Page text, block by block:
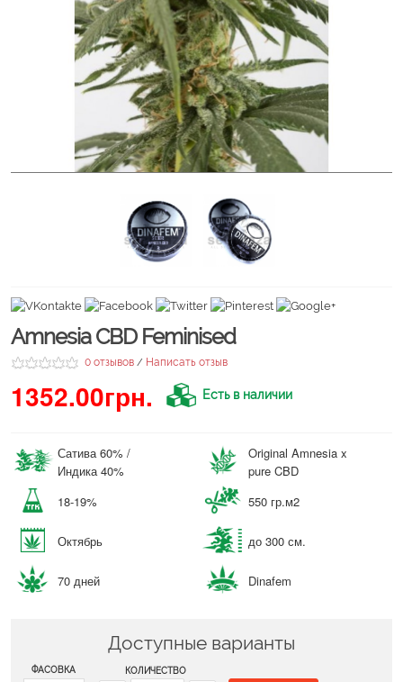
Amnesia CBD Feminised
0 отзывов / Написать отзыв
1352.00грн. Есть в наличии
Сатива 60% /
Индика 40%
Original Amnesia x
pure CBD
18-19%
550 гр.м2
Октябрь до 300 см.
70 дней Dinafem
Доступные варианты
ФАСОВКА КОЛИЧЕСТВО